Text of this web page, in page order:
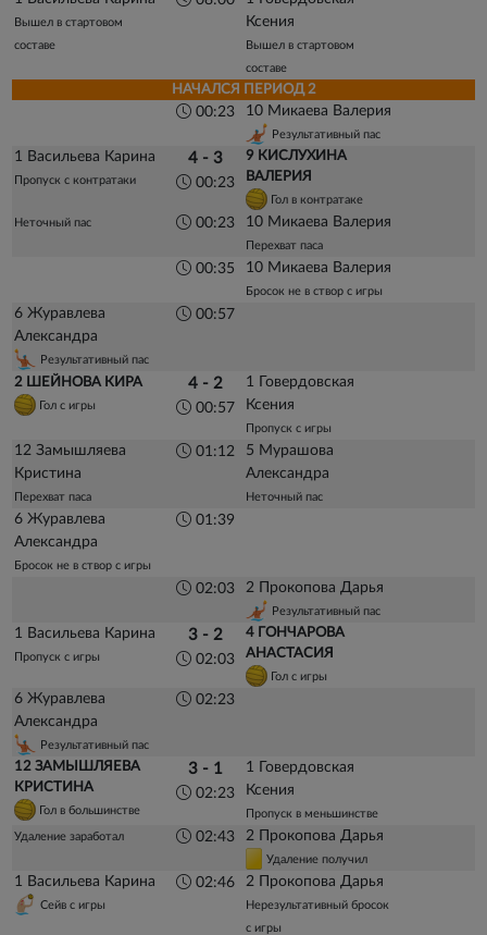
Вышел в стартовом
составе
Ксения
Вышел в стартовом
составе
НАЧАЛСЯ ПЕРИОД 2
00:23 10 Микаева Валерия
Результативный пас
1 Васильева Карина
Пропуск с контратаки
4 - 3
00:23
9 КИСЛУХИНА
ВАЛЕРИЯ
Гол в контратаке
Неточный пас
00:23 10 Микаева Валерия
Перехват паса
00:35 10 Микаева Валерия
Бросок не в створ с игры
6 Журавлева
Александра
Результативный пас
00:57
2 ШЕЙНОВА КИРА
Гол с игры
4 - 2
00:57
1 Говердовская
Ксения
Пропуск с игры
12 Замышляева
Кристина
Перехват паса
01:12
5 Мурашова
Александра
Неточный пас
6 Журавлева
Александра
Бросок не в створ с игры
01:39
02:03 2 Прокопова Дарья
Результативный пас
1 Васильева Карина
Пропуск с игры
3 - 2
02:03
4 ГОНЧАРОВА
АНАСТАСИЯ
Гол с игры
6 Журавлева
Александра
Результативный пас
02:23
12 ЗАМЫШЛЯЕВА
КРИСТИНА
Гол в большинстве
3 - 1
02:23
1 Говердовская
Ксения
Пропуск в меньшинстве
Удаление заработал
02:43 2 Прокопова Дарья
Удаление получил
1 Васильева Карина
Сейв с игры
02:46 2 Прокопова Дарья
Нерезультативный бросок
с игры